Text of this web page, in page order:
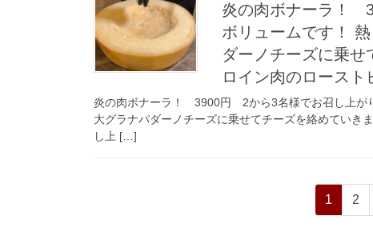
炎の肉ボナーラ！
ボリュームです！
ダーノチーズに乗せ
ロイン肉のロースト
炎の肉ボナーラ！ 3900円 2から3名様でお召し上が
大グラナパダーノチーズに乗せてチーズを絡めていき
し上 […]
ペ
ー
1
ペ
ー
2